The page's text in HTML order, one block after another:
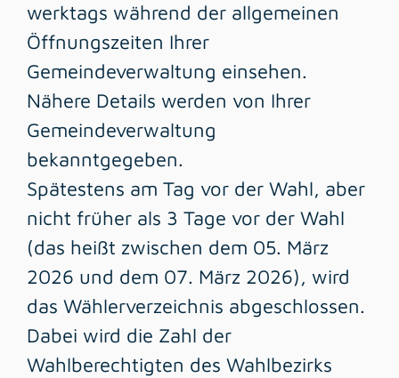
werktags während der allgemeinen
Öffnungszeiten Ihrer
Gemeindeverwaltung einsehen.
Nähere Details werden von Ihrer
Gemeindeverwaltung
bekanntgegeben.
Spätestens am Tag vor der Wahl, aber
nicht früher als 3 Tage vor der Wahl
(das heißt zwischen dem 05. März
2026 und dem 07. März 2026), wird
das Wählerverzeichnis abgeschlossen.
Dabei wird die Zahl der
Wahlberechtigten des Wahlbezirks